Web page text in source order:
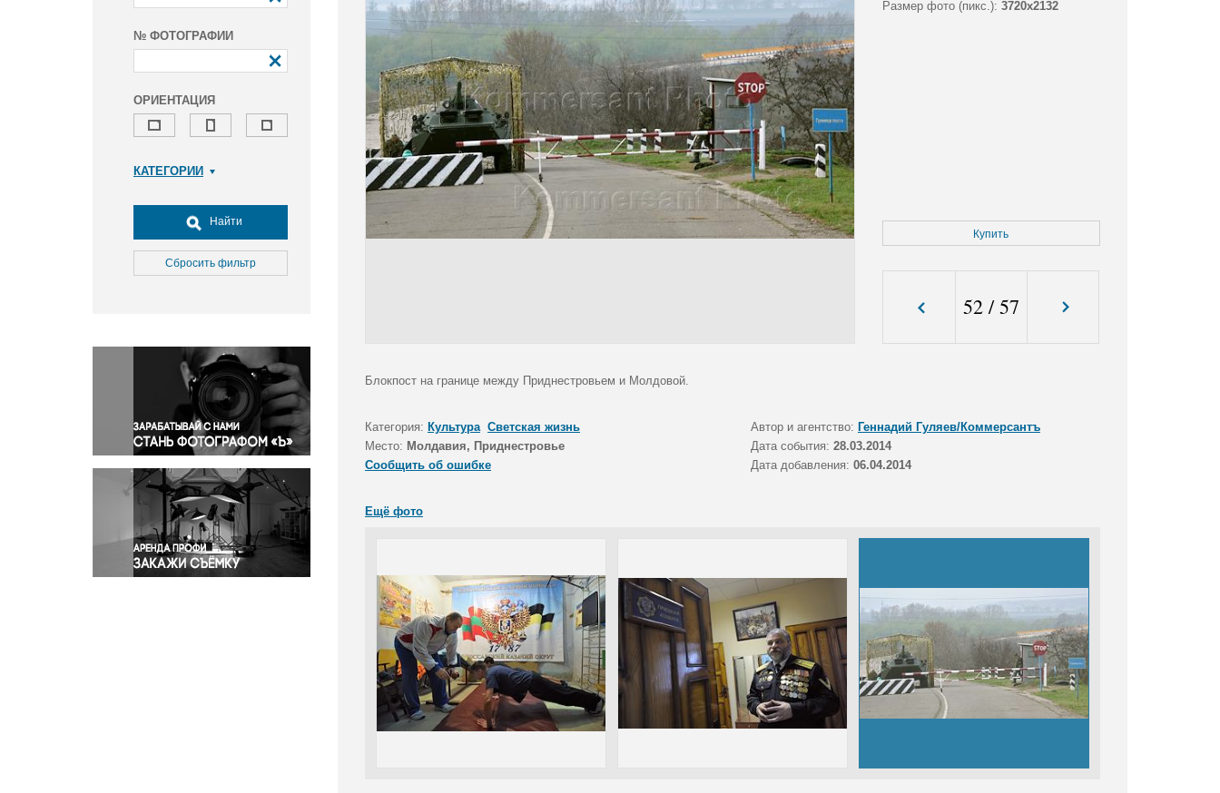
№ ФОТОГРАФИИ
ОРИЕНТАЦИЯ
КАТЕГОРИИ
Досуг, туризм и отдых
Культура
Медицина
Окружающая среда
Политика
Правосудие
Происшествия и конфликты
Религия
Светская жизнь
Спорт
Экология
Экономика и бизнес
Найти
Сбросить фильтр
Размер фото (пикс.): 3720x2132
Купить
52/57
Блокпост на границе между Приднестровьем и Молдовой.
Категория: Культура Светская жизнь Автор и агентство: Геннадий Гуляев/Коммерсантъ
Место: Молдавия, Приднестровье Дата события: 28.03.2014
Сообщить об ошибке
Дата добавления: 06.04.2014
Ещё фото